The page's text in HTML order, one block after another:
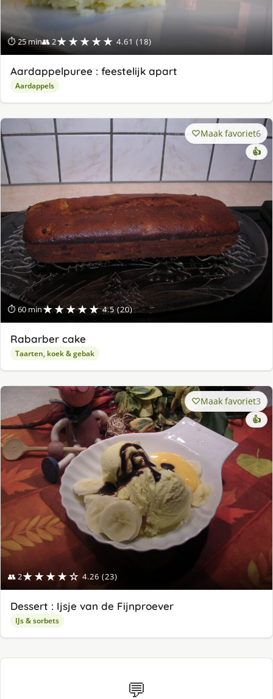
⏱ 25 min👥 2★★★★★ 4.61 (18)
Aardappelpuree : feestelijk apart
Aardappels
⏱ 60 min★★★★★ 4.5 (20)
Maak favoriet6
👍
Rabarber cake
Taarten, koek & gebak
👥 2★★★★☆ 4.26 (23)
Maak favoriet3
👍
Dessert : Ijsje van de Fijnproever
IJs & sorbets
💬